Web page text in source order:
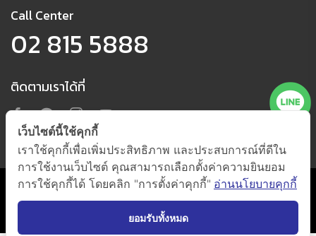
Call Center
02 815 5888
ติดตามเราได้ที่
นโยบายการใช้คุกกี้ และนโยบายความเป็นส่วนตัว @ 2021 by
เว็บไซต์นี้ใช้คุกกี้
เราใช้คุกกี้เพื่อเพิ่มประสิทธิภาพ และประสบการณ์ที่ดีใน
การใช้งานเว็บไซต์ คุณสามารถเลือกตั้งค่าความยินยอม
การใช้คุกกี้ได้ โดยคลิก "การตั้งค่าคุกกี้" อ่านนโยบายคุกกี้
ยอมรับทั้งหมด